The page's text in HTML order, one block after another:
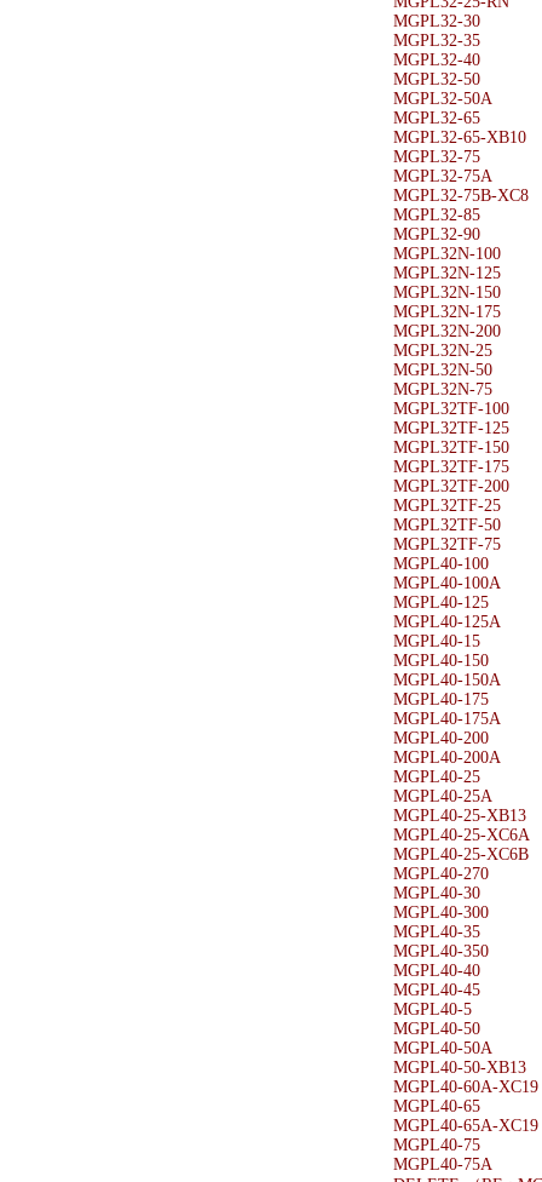
MGPL32-30
MGPL32-35
MGPL32-40
MGPL32-50
MGPL32-50A
MGPL32-65
MGPL32-65-XB10
MGPL32-75
MGPL32-75A
MGPL32-75B-XC8
MGPL32-85
MGPL32-90
MGPL32N-100
MGPL32N-125
MGPL32N-150
MGPL32N-175
MGPL32N-200
MGPL32N-25
MGPL32N-50
MGPL32N-75
MGPL32TF-100
MGPL32TF-125
MGPL32TF-150
MGPL32TF-175
MGPL32TF-200
MGPL32TF-25
MGPL32TF-50
MGPL32TF-75
MGPL40-100
MGPL40-100A
MGPL40-125
MGPL40-125A
MGPL40-15
MGPL40-150
MGPL40-150A
MGPL40-175
MGPL40-175A
MGPL40-200
MGPL40-200A
MGPL40-25
MGPL40-25A
MGPL40-25-XB13
MGPL40-25-XC6A
MGPL40-25-XC6B
MGPL40-270
MGPL40-30
MGPL40-300
MGPL40-35
MGPL40-350
MGPL40-40
MGPL40-45
MGPL40-5
MGPL40-50
MGPL40-50A
MGPL40-50-XB13
MGPL40-60A-XC19
MGPL40-65
MGPL40-65A-XC19
MGPL40-75
MGPL40-75A